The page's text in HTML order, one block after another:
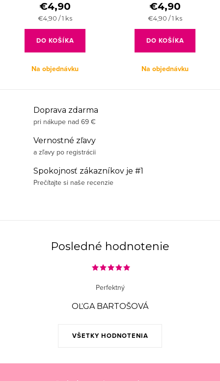
€4,90
Jednotková
cena:
€4,90 / 1 ks
DO KOŠÍKA
Na objednávku
€4,90
Jednotková
cena:
€4,90 / 1 ks
DO KOŠÍKA
Na objednávku
Doprava zdarma
pri nákupe nad 69 €
Vernostné zľavy
a zľavy po registrácii
Spokojnosť zákazníkov je #1
Prečítajte si naše recenzie
Posledné hodnotenie
VŠETKY HODNOTENIA
Perfektný
OĽGA BARTOŠOVÁ